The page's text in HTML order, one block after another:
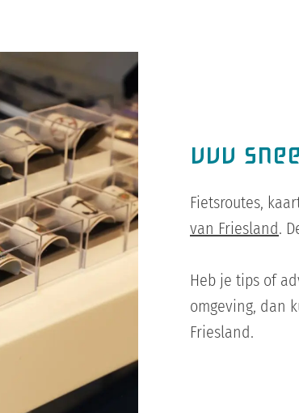
vvv
Fietsroutes,
van Friesland.
Heb je tips of
omgeving, dan
Friesland.